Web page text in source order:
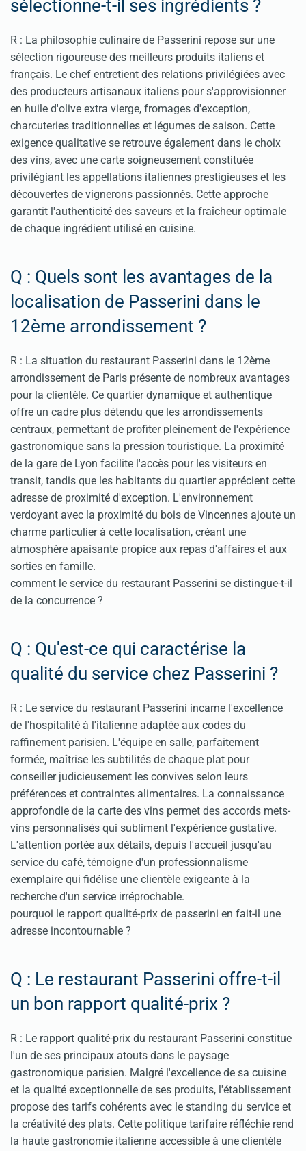
sélectionne-t-il ses ingrédients ?
R : La philosophie culinaire de Passerini repose sur une
sélection rigoureuse des meilleurs produits italiens et
français. Le chef entretient des relations privilégiées avec
des producteurs artisanaux italiens pour s'approvisionner
en huile d'olive extra vierge, fromages d'exception,
charcuteries traditionnelles et légumes de saison. Cette
exigence qualitative se retrouve également dans le choix
des vins, avec une carte soigneusement constituée
privilégiant les appellations italiennes prestigieuses et les
découvertes de vignerons passionnés. Cette approche
garantit l'authenticité des saveurs et la fraîcheur optimale
de chaque ingrédient utilisé en cuisine.
Q : Quels sont les avantages de la
localisation de Passerini dans le
12ème arrondissement ?
R : La situation du restaurant Passerini dans le 12ème
arrondissement de Paris présente de nombreux avantages
pour la clientèle. Ce quartier dynamique et authentique
offre un cadre plus détendu que les arrondissements
centraux, permettant de profiter pleinement de l'expérience
gastronomique sans la pression touristique. La proximité
de la gare de Lyon facilite l'accès pour les visiteurs en
transit, tandis que les habitants du quartier apprécient cette
adresse de proximité d'exception. L'environnement
verdoyant avec la proximité du bois de Vincennes ajoute un
charme particulier à cette localisation, créant une
atmosphère apaisante propice aux repas d'affaires et aux
sorties en famille.
comment le service du restaurant Passerini se distingue-t-il
de la concurrence ?
Q : Qu'est-ce qui caractérise la
qualité du service chez Passerini ?
R : Le service du restaurant Passerini incarne l'excellence
de l'hospitalité à l'italienne adaptée aux codes du
raffinement parisien. L'équipe en salle, parfaitement
formée, maîtrise les subtilités de chaque plat pour
conseiller judicieusement les convives selon leurs
préférences et contraintes alimentaires. La connaissance
approfondie de la carte des vins permet des accords mets-
vins personnalisés qui subliment l'expérience gustative.
L'attention portée aux détails, depuis l'accueil jusqu'au
service du café, témoigne d'un professionnalisme
exemplaire qui fidélise une clientèle exigeante à la
recherche d'un service irréprochable.
pourquoi le rapport qualité-prix de passerini en fait-il une
adresse incontournable ?
Q : Le restaurant Passerini offre-t-il
un bon rapport qualité-prix ?
R : Le rapport qualité-prix du restaurant Passerini constitue
l'un de ses principaux atouts dans le paysage
gastronomique parisien. Malgré l'excellence de sa cuisine
et la qualité exceptionnelle de ses produits, l'établissement
propose des tarifs cohérents avec le standing du service et
la créativité des plats. Cette politique tarifaire réfléchie rend
la haute gastronomie italienne accessible à une clientèle